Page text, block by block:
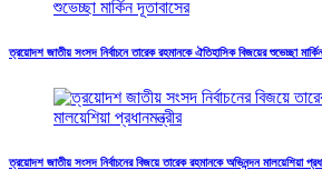
ত্রয়োদশ জাতীয় সংসদ নির্বাচনে তারেক রহমানকে ঐতিহাসিক বিজয়ের শুভেচ্ছা
ত্রয়োদশ জাতীয় সংসদ নির্বাচনের বিজয়ে তারেক রহমানকে অভিনন্দন মালয়েশিয়া